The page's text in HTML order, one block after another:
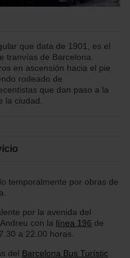
que data de 1901, es el
tranvías de Barcelona.
en ascensión hacia el pie
rodeado de
que dan paso a la
la ciudad.
temporalmente por obras de
por la avenida del
con la línea 196 de
a 22.00 horas.
del Barcelona Bus Turístic